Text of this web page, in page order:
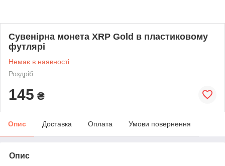
Сувенірна монета XRP Gold в пластиковому
футлярі
Немає в наявності
Роздріб
145 ₴
Опис Доставка Оплата Умови повернення
Опис